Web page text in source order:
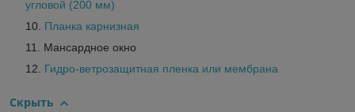
угловой (200 мм)
Планка карнизная
Мансардное окно
Гидро-ветрозащитная пленка или мембрана
Скрыть